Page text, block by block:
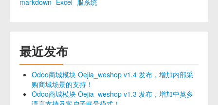
markdown Excel 服系统
最近发布
Odoo商城模块 Oejia_weshop v1.4 发布，增加内部采
购商城场景的支持！
Odoo商城模块 Oejia_weshop v1.3 发布，增加中英多